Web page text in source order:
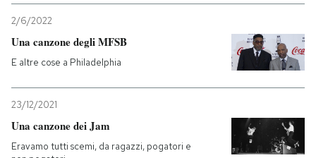
2/6/2022
Una canzone degli MFSB
E altre cose a Philadelphia
23/12/2021
Una canzone dei Jam
Eravamo tutti scemi, da ragazzi, pogatori e